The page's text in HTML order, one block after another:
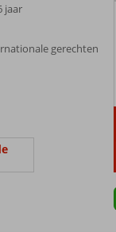
jaar
gerechten